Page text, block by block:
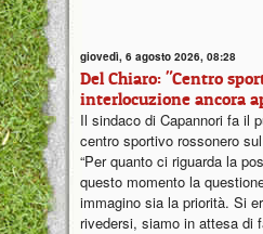
giovedì, 6 agosto 2026, 08:28
Del Chiaro: "Centro
interlocuzione ancora
Il sindaco di Capannori fa il
centro sportivo rossonero
“Per quanto ci riguarda la
questo momento la
immagino sia la priorità. Si
rivedersi, siamo in attesa di